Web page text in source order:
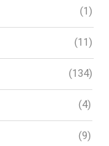
(1)
(11)
(134)
(4)
(9)